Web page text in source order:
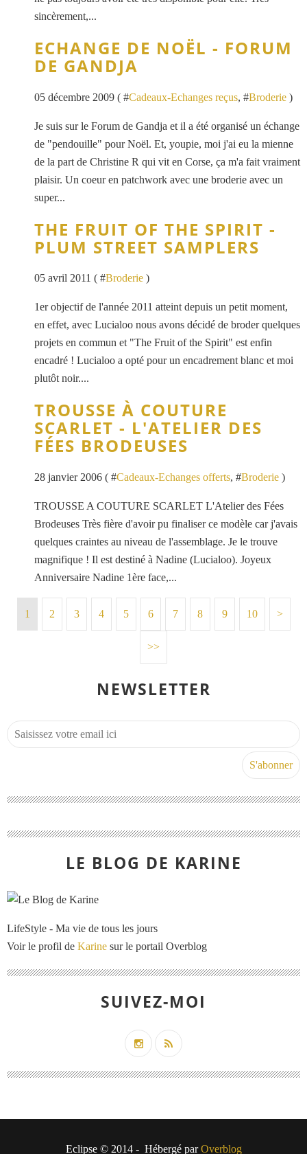
sincèrement,...
ECHANGE DE NOËL - FORUM
DE GANDJA
05 décembre 2009 ( #Cadeaux-Echanges reçus, #Broderie )
Je suis sur le Forum de Gandja et il a été organisé un échange
de "pendouille" pour Noël. Et, youpie, moi j'ai eu la mienne
de la part de Christine R qui vit en Corse, ça m'a fait vraiment
plaisir. Un coeur en patchwork avec une broderie avec un
super...
THE FRUIT OF THE SPIRIT -
PLUM STREET SAMPLERS
05 avril 2011 ( #Broderie )
1er objectif de l'année 2011 atteint depuis un petit moment,
en effet, avec Lucialoo nous avons décidé de broder quelques
projets en commun et "The Fruit of the Spirit" est enfin
encadré ! Lucialoo a opté pour un encadrement blanc et moi
plutôt noir....
TROUSSE À COUTURE
SCARLET - L'ATELIER DES
FÉES BRODEUSES
28 janvier 2006 ( #Cadeaux-Echanges offerts, #Broderie )
TROUSSE A COUTURE SCARLET L'Atelier des Fées
Brodeuses Très fière d'avoir pu finaliser ce modèle car j'avais
quelques craintes au niveau de l'assemblage. Je le trouve
magnifique ! Il est destiné à Nadine (Lucialoo). Joyeux
Anniversaire Nadine 1ère face,...
1 2 3 4 5 6 7 8 9 10 >
>>
NEWSLETTER
LE BLOG DE KARINE
LifeStyle - Ma vie de tous les jours
Voir le profil de Karine sur le portail Overblog
SUIVEZ-MOI
Eclipse © 2014 - Hébergé parOverblog